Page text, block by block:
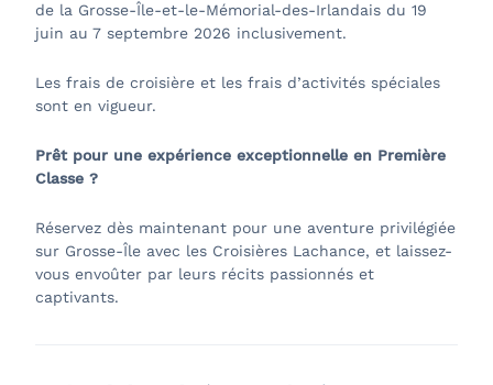
de la Grosse-Île-et-le-Mémorial-des-Irlandais du 19
juin au 7 septembre 2026 inclusivement.
Les frais de croisière et les frais d’activités spéciales
sont en vigueur.
Prêt pour une expérience exceptionnelle en Première
Classe ?
Réservez dès maintenant pour une aventure privilégiée
sur Grosse-Île avec les Croisières Lachance, et laissez-
vous envoûter par leurs récits passionnés et
captivants.